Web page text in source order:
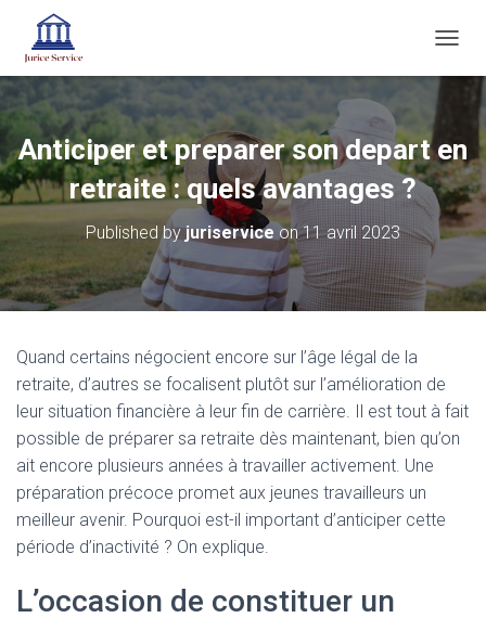
U
R
/
E
R
R
V
G
Anticiper et preparer son depart en
retraite : quels avantages ?
Published byjuriservice on11 avril 2023
Quand certains négocient encore sur l’âge légal de la
retraite, d’autres se focalisent plutôt sur l’amélioration de
leur situation financière à leur fin de carrière. Il est tout à fait
possible de préparer sa retraite dès maintenant, bien qu’on
ait encore plusieurs années à travailler activement. Une
préparation précoce promet aux jeunes travailleurs un
meilleur avenir. Pourquoi est-il important d’anticiper cette
période d’inactivité ? On explique.
L’occasion de constituer un